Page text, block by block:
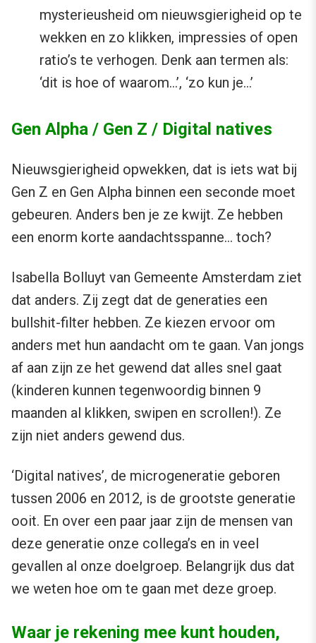
mysterieusheid om nieuwsgierigheid op te
wekken en zo klikken, impressies of open
ratio’s te verhogen. Denk aan termen als:
‘dit is hoe of waarom…’, ‘zo kun je…’
Gen Alpha / Gen Z / Digital natives
Nieuwsgierigheid opwekken, dat is iets wat bij
Gen Z en Gen Alpha binnen een seconde moet
gebeuren. Anders ben je ze kwijt. Ze hebben
een enorm korte aandachtsspanne… toch?
Isabella Bolluyt van Gemeente Amsterdam ziet
dat anders. Zij zegt dat de generaties een
bullshit-filter hebben. Ze kiezen ervoor om
anders met hun aandacht om te gaan. Van jongs
af aan zijn ze het gewend dat alles snel gaat
(kinderen kunnen tegenwoordig binnen 9
maanden al klikken, swipen en scrollen!). Ze
zijn niet anders gewend dus.
‘Digital natives’, de microgeneratie geboren
tussen 2006 en 2012, is de grootste generatie
ooit. En over een paar jaar zijn de mensen van
deze generatie onze collega’s en in veel
gevallen al onze doelgroep. Belangrijk dus dat
we weten hoe om te gaan met deze groep.
Waar je rekening mee kunt houden,